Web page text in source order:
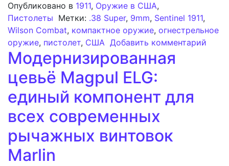
Опубликовано в 1911, Оружие в США,
Пистолеты Метки: .38 Super, 9mm, Sentinel 1911,
Wilson Combat, компактное оружие, огнестрельное
оружие, пистолет, США Добавить комментарий
Модернизированная
цевьё Magpul ELG:
единый компонент для
всех современных
рычажных винтовок
Marlin